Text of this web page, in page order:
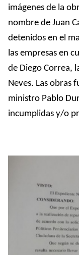
imágenes de la
nombre de Juan
detenidos en el
las empresas en
de Diego Correa,
Neves. Las obras
ministro Pablo
incumplidas y/o